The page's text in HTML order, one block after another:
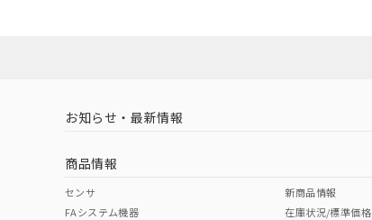
お知らせ・最新情報
商品情報
センサ
FAシステム機器
新商品情報
在庫状況/標準価格